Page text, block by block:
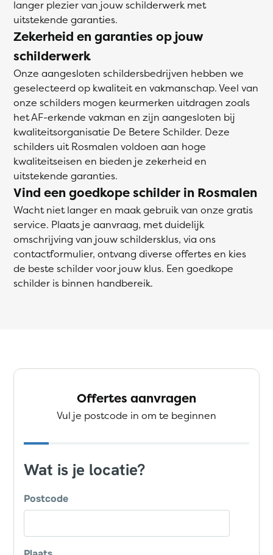
langer plezier van jouw schilderwerk met
uitstekende garanties.
Zekerheid en garanties op jouw
schilderwerk
Onze aangesloten schildersbedrijven hebben we
geselecteerd op kwaliteit en vakmanschap. Veel van
onze schilders mogen keurmerken uitdragen zoals
het AF-erkende vakman en zijn aangesloten bij
kwaliteitsorganisatie De Betere Schilder. Deze
schilders uit Rosmalen voldoen aan hoge
kwaliteitseisen en bieden je zekerheid en
uitstekende garanties.
Vind een goedkope schilder in Rosmalen
Wacht niet langer en maak gebruik van onze gratis
service. Plaats je aanvraag, met duidelijk
omschrijving van jouw schildersklus, via ons
contactformulier, ontvang diverse offertes en kies
de beste schilder voor jouw klus. Een goedkope
schilder is binnen handbereik.
Offertes aanvragen
Vul je postcode in om te beginnen